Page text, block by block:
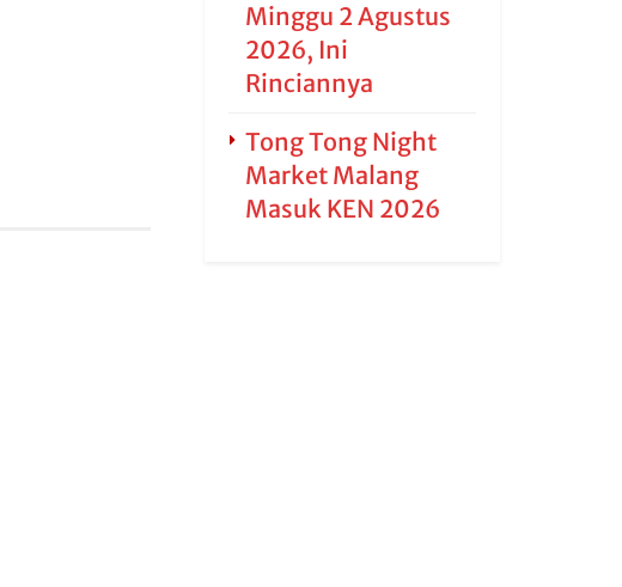
Minggu 2 Agustus
2026, Ini
Rinciannya
Tong Tong Night
Market Malang
Masuk KEN 2026